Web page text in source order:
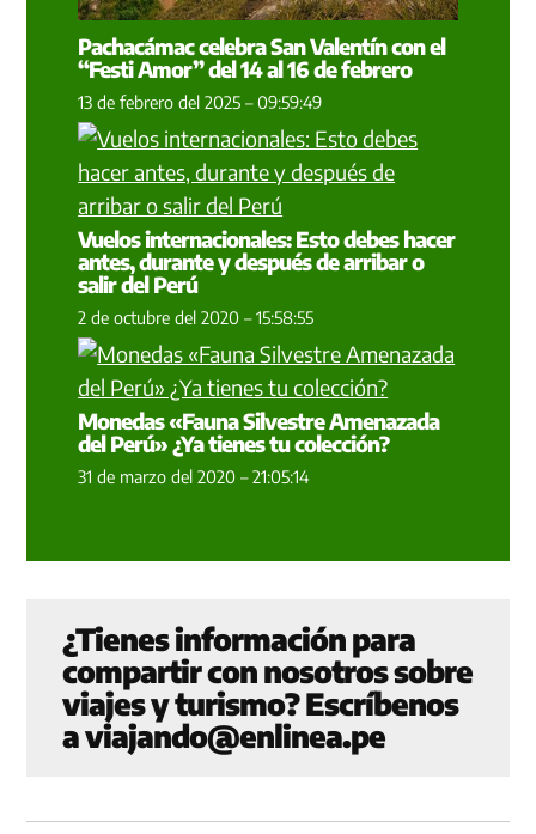
Pachacámac celebra San Valentín con el
“Festi Amor” del 14 al 16 de febrero
13 de febrero del 2025 – 09:59:49
Vuelos internacionales: Esto debes hacer
antes, durante y después de arribar o
salir del Perú
2 de octubre del 2020 – 15:58:55
Monedas «Fauna Silvestre Amenazada
del Perú» ¿Ya tienes tu colección?
31 de marzo del 2020 – 21:05:14
¿Tienes información para
compartir con nosotros sobre
viajes y turismo? Escríbenos
aviajando@enlinea.pe